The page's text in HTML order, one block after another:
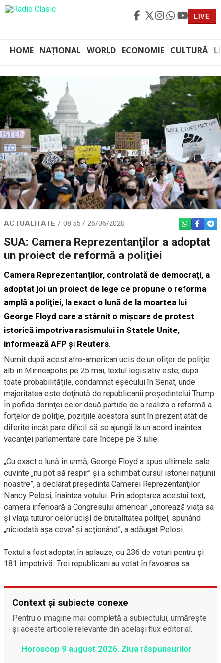
LIVE
HOME NAȚIONAL WORLD ECONOMIE CULTURĂ
ACTUALITATE 08:55 / 26/06/2020 WHATSAPP
SUA: Camera Reprezentanţilor a adoptat
un proiect de reformă a poliţiei
Camera Reprezentanţilor, controlată de democraţi, a
adoptat joi un proiect de lege ce propune o reforma
amplă a poliţiei, la exact o lună de la moartea lui
George Floyd care a stârnit o mişcare de protest
istorică împotriva rasismului în Statele Unite,
informează AFP şi Reuters.
Numit după acest afro-american ucis de un ofiţer de poliţie
alb în Minneapolis pe 25 mai, textul legislativ este, după
toate probabilităţile, condamnat eşecului în Senat, unde
majoritatea este deţinută de republicanii preşedintelui Trump.
În pofida dorinţei celor două partide de a realiza o reformă a
forţelor de poliţie, poziţiile acestora sunt în prezent atât de
diferite încât pare dificil să se ajungă la un acord înaintea
vacanţei parlamentare care începe pe 3 iulie.
„Cu exact o lună în urmă, George Floyd a spus ultimele sale
cuvinte „nu pot să respir” şi a schimbat cursul istoriei naţiunii
noastre”, a declarat preşedinta Camerei Reprezentanţilor
Nancy Pelosi, înaintea votului. Prin adoptarea acestui text,
camera inferioară a Congresului american „onorează viaţa sa
şi viaţa tuturor celor ucişi de brutalitatea poliţiei, spunând
„niciodată aşa ceva” şi acţionând”, a adăugat Pelosi.
Textul a fost adoptat în aplauze, cu 236 de voturi pentru şi
181 împotrivă. Trei republicani au votat în favoarea sa.
Context și subiecte conexe
Pentru o imagine mai completă a subiectului, urmărește
și aceste articole relevante din același flux editorial.
Horoscop 9 august 2026. Ziua răspunsurilor